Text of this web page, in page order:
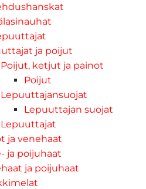
ja poijut
Poijut, ketjut ja painot
Poijut
Lepuuttajansuojat
Lepuuttajan suojat
Lepuuttajat
ja venehaat
ja poijuhaat
ja poijuhaat